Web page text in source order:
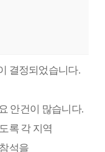
결정되었습니다.
안건이 많습니다.
록 각 지역
석을